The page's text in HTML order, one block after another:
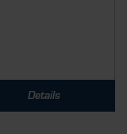
Details